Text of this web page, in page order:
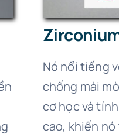
Nó nổi tiếng
chống mài
cơ học và
cao, khiến